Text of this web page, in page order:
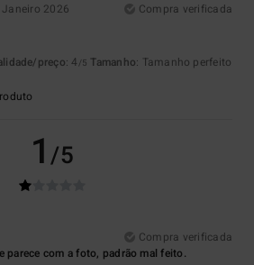
Janeiro 2026
Compra verificada
preço: 4 /5 Tamanho: Tamanho perfeito
1/5
Compra verificada
parece com a foto, padrão mal feito.